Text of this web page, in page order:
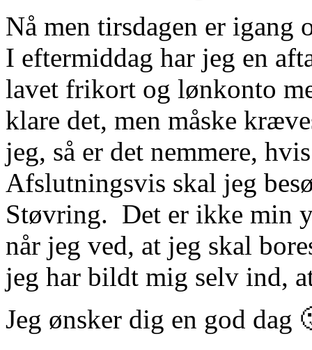
Nå men tirsdagen er igang
I eftermiddag har jeg en
lavet frikort og lønkonto
klare det, men måske
jeg, så er det nemmere,
Afslutningsvis skal jeg
Støvring. Det er ikke min
når jeg ved, at jeg skal
jeg har bildt mig selv ind,
Jeg ønsker dig en god dag